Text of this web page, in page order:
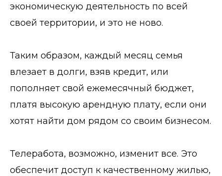
экономическую деятельность по всей
своей территории, и это не ново.
Таким образом, каждый месяц семья
влезает в долги, взяв кредит, или
пополняет свой ежемесячный бюджет,
платя высокую арендную плату, если они
хотят найти дом рядом со своим бизнесом.
Телеработа, возможно, изменит все. Это
обеспечит доступ к качественному жилью,